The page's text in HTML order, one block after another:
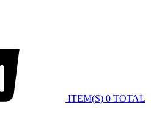
ITEM(S) 0 TOTAL